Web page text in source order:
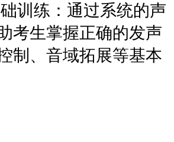
训练：通过系统的声
考生掌握正确的发声
制、音域拓展等基本